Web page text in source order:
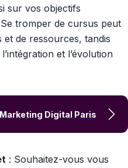
sur vos objectifs
tromper de cursus peut
de ressources, tandis
et l’évolution
Digital Paris
: Souhaitez-vous vous